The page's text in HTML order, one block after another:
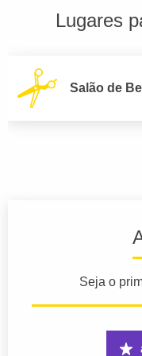
Lugares
Salão de
Seja o